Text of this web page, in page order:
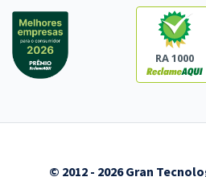
RA 1000
© 2012 - 2026 Gran